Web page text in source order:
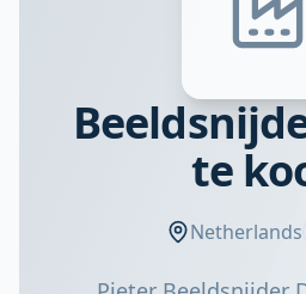
te
Netherlands